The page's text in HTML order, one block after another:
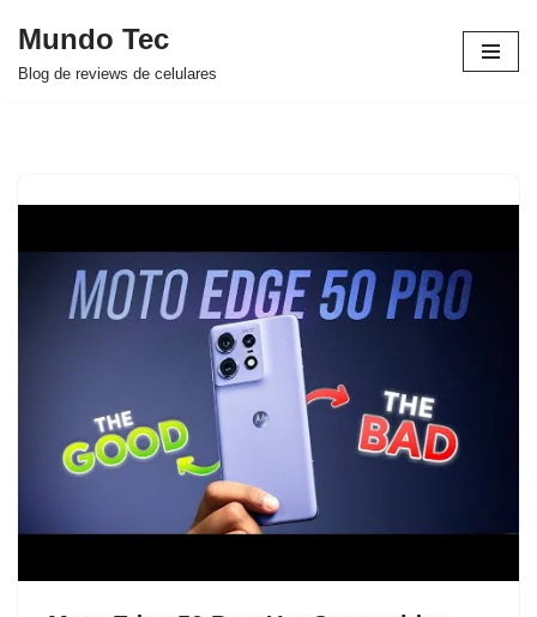
Avançar
Mundo Tec
Blog de reviews de celulares